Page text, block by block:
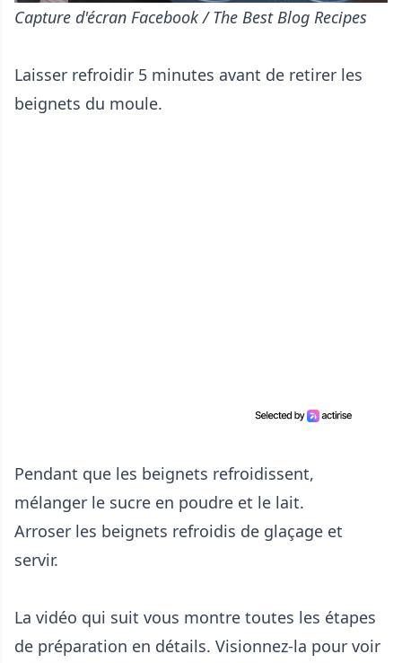
Capture d'écran Facebook / The Best Blog Recipes
Laisser refroidir 5 minutes avant de retirer les
beignets du moule.
Pendant que les beignets refroidissent,
mélanger le sucre en poudre et le lait.
Arroser les beignets refroidis de glaçage et
servir.
La vidéo qui suit vous montre toutes les étapes
de préparation en détails. Visionnez-la pour voir